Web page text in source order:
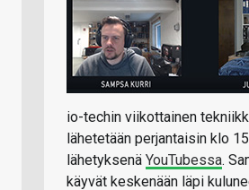
io-techin viikottainen
lähetetään perjantaisin klo
lähetyksenä YouTubessa.
käyvät keskenään läpi